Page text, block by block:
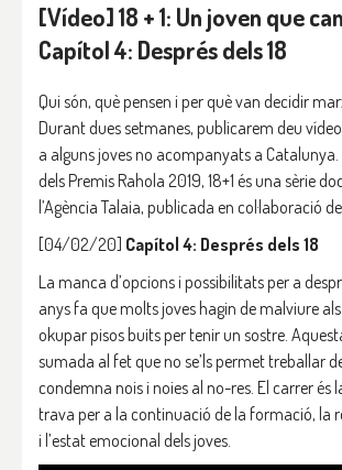
[Vídeo] 18 + 1: Un joven que
Capítol 4: Després dels 18
Qui són, què pensen i per què van decidir
Durant dues setmanes, publicarem deu
a alguns joves no acompanyats a
dels Premis Rahola 2019, 18+1 és una sèrie
l’Agència Talaia, publicada en col·laboració de
[04/02/20] Capítol 4: Després dels 18
La manca d’opcions i possibilitats per a
anys fa que molts joves hagin de malviure
okupar pisos buits per tenir un sostre.
sumada al fet que no se’ls permet treballar
condemna nois i noies al no-res. El carrer és
trava per a la continuació de la formació, la
i l’estat emocional dels joves.